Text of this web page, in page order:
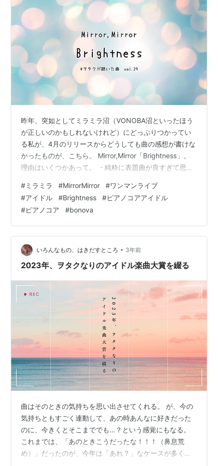
昨年、突如としてミラミラ沼（VONOBA沼といったほう
が正しいのかもしれないけれど）にどっぷりつかってい
る私が、4月のリリースからどうしても曲の感想が書けな
かったものが、こちら。 Mirror,Mirror「Brightness」。
理由はいくつかあって。 ・純粋に表題曲が良すぎて思い
の３曲も甲乙つけがたく、レビューで差がつかないか心
配（誰にも害はなく、あくまで自分の中でだけの話） と
かとか。 でも、4月に圧倒的に聴いている曲を何も残さ
ないのも違うよなあと思いまして。ワンマン前日の今、
もう寝る前のお薬飲んでしまったのだけど、かけるとこ
ろまで書…
#ミラミラ #MirrorMirror #ワンマンライブ
#アイドル #Brightness #ピアノコアアイドル
#ピアノコア #bonova
いろんなもの、はきだすところ • 3年前
2023年、ヲタクなりのアイドル楽曲大賞を綴る
曲はそのときの気持ちを思い出させてくれる。 が、今の
気持ちともすごく連動して、あの時あんなに好きだった
のに、今きくとそこまででも…？という感覚にもなる。
これまでは、「あのときこうだったな！！！（鼻息荒
め）」だったのが、今年は「あれ？」なケースが多く